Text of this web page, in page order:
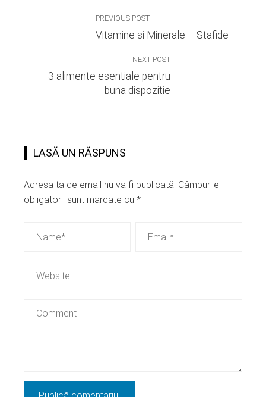
PREVIOUS POST
Vitamine si Minerale – Stafide
NEXT POST
3 alimente esentiale pentru
buna dispozitie
LASĂ UN RĂSPUNS
Adresa ta de email nu va fi publicată. Câmpurile
obligatorii sunt marcate cu *